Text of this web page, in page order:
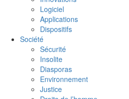
Logiciel
Applications
Dispositifs
Société
Sécurité
Insolite
Diasporas
Environnement
Justice